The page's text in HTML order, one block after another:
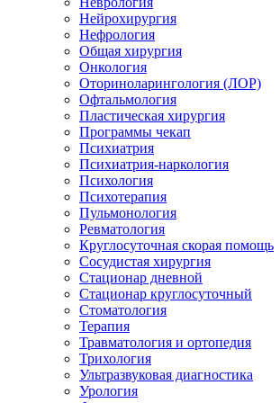
Нейрохирургия
Нефрология
Общая хирургия
Онкология
Оториноларингология (ЛОР)
Офтальмология
Пластическая хирургия
Программы чекап
Психиатрия
Психиатрия-наркология
Психология
Психотерапия
Пульмонология
Ревматология
Круглосуточная скорая помощь
Сосудистая хирургия
Стационар дневной
Стационар круглосуточный
Стоматология
Терапия
Травматология и ортопедия
Трихология
Ультразвуковая диагностика
Урология